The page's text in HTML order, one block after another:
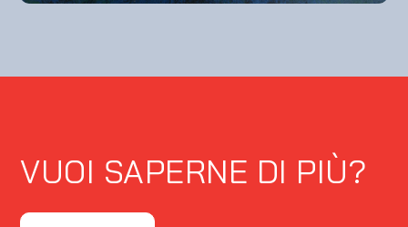
VUOI SAPERNE DI PIÙ?